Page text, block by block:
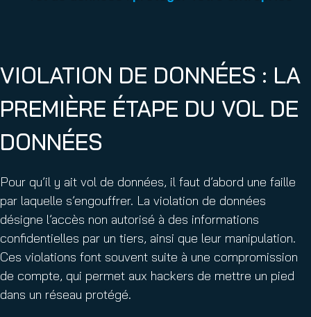
VIOLATION DE DONNÉES : LA
PREMIÈRE ÉTAPE DU VOL DE
DONNÉES
Pour qu’il y ait vol de données, il faut d’abord une faille
par laquelle s’engouffrer. La violation de données
désigne l’accès non autorisé à des informations
confidentielles par un tiers, ainsi que leur manipulation.
Ces violations font souvent suite à une compromission
de compte, qui permet aux hackers de mettre un pied
dans un réseau protégé.